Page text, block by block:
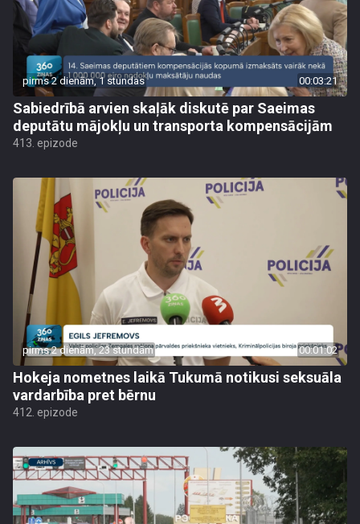
pirms 2 dienām, 1 stundas 00:03:21
Sabiedrībā arvien skaļāk diskutē par Saeimas
deputātu mājokļu un transporta kompensācijām
413. epizode
pirms 2 dienām, 23 stundām 00:01:02
Hokeja nometnes laikā Tukumā notikusi seksuāla
vardarbība pret bērnu
412. epizode